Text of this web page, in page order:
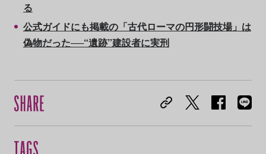
る
公式ガイドにも掲載の「古代ローマの円形闘技場」は
偽物だった──“遺跡”建設者に実刑